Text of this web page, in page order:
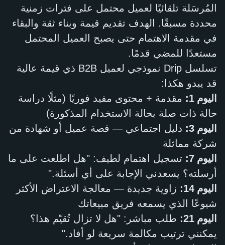
المُرسَلة تلقائيًا لعميل محتمل على فترات زمنية
محددة مسبقًا. الهدف تقديم قيمة وبناء ثقة والبقاء
في مقدمة الاهتمام حتى يصبح العميل المحتمل
مستعدًا للمضي قدمًا.
تسلسل Drip نموذجي لعميل B2B ذي قيمة عالية
قد يبدو هكذا:
اليوم 1:
مقدمة + محتوى مفيد فوريًا (مثلًا دراسة
حالة ذات صلة بحالة الاستخدام المذكورة)
اليوم 3:
دليل اجتماعي — قصة عميل أو شهادة من
شركة مماثلة
اليوم 7:
تسجيل اهتمام لطيف: "هل اطلعت على ما
أرسلته؟ يسعدني الإجابة على أي أسئلة."
اليوم 14:
زاوية جديدة — معالجة الاعتراض الأكثر
شيوعًا الذي يسمعه فريق مبيعاتك
اليوم 21:
طلب مباشر: "هل لا تزال تُقيّم هذا؟
يمكنني ترتيب مكالمة سريعة لو أفاد."